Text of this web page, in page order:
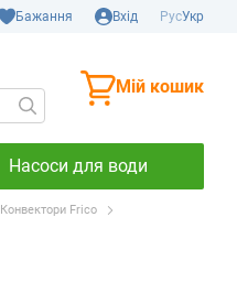
Бажання Вхід РусУкр
Мій кошик
Насоси для води
Конвектори Frico